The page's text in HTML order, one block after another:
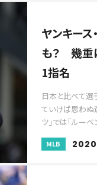
ヤンキー
も？ 幾重
1指名
日本と比べて選
ていけば思わぬ
ツ」では「ルー
MLB